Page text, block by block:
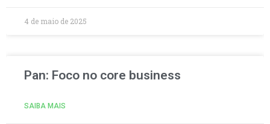
4 de maio de 2025
Pan: Foco no core business
SAIBA MAIS